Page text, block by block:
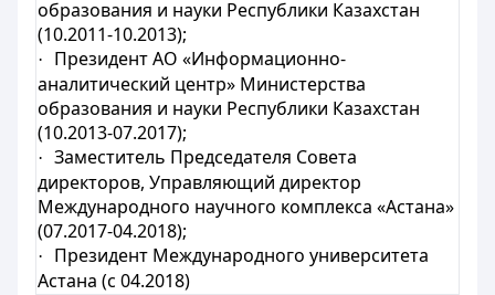
образования и науки Республики Казахстан
(10.2011-10.2013);
·
Президент АО «Информационно-
аналитический центр» Министерства
образования и науки Республики Казахстан
(10.2013-07.2017);
·
Заместитель Председателя Совета
директоров, Управляющий директор
Международного научного комплекса «Астана»
(07.2017-04.2018);
·
Президент Международного университета
Астана (с 04.2018)